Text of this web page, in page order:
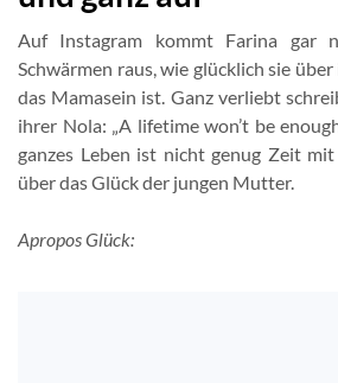
Auf Instagram kommt Farina gar
Schwärmen raus, wie glücklich sie
das Mamasein ist. Ganz verliebt
ihrer Nola: „A lifetime won’t be
ganzes Leben ist nicht genug Zeit
über das Glück der jungen Mutter.
Apropos Glück: